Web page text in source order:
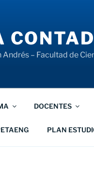
– Facultad de
DOCENTES
PLAN